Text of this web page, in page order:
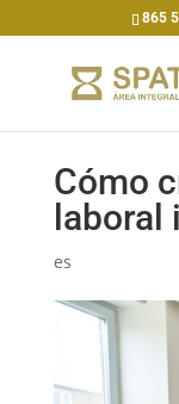
865
Cómo
es